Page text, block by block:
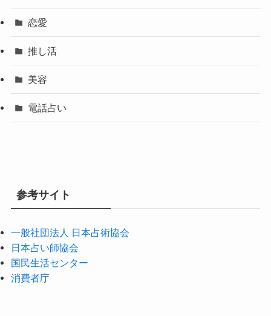
恋愛
推し活
美容
電話占い
参考サイト
一般社団法人 日本占術協会
日本占い師協会
国民生活センター
消費者庁